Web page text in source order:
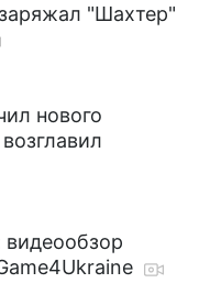
"Шахтер"
нового
видеообзор